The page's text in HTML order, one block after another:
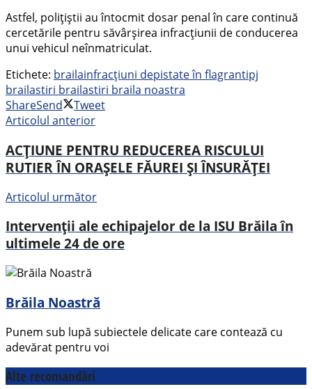
Astfel, polițiștii au întocmit dosar penal în care continuă
cercetările pentru săvârșirea infracțiunii de conducerea
unui vehicul neînmatriculat.
Etichete: brailainfracțiuni depistate în flagrantipj
brailastiri brailastiri braila noastra
ShareSend
Tweet
Articolul anterior
ACȚIUNE PENTRU REDUCEREA RISCULUI
RUTIER ÎN ORAȘELE FĂUREI ȘI ÎNSURĂȚEI
Articolul următor
Intervenții ale echipajelor de la ISU Brăila în
ultimele 24 de ore
Brăila Noastră
Punem sub lupă subiectele delicate care contează cu
adevărat pentru voi
Alte recomandări